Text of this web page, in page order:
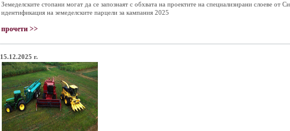
Земеделските стопани могат да се запознаят с обхвата на проектите на специализирани слоеве от
идентификация на земеделските парцели за кампания 2025
прочети >>
15.12.2025 г.